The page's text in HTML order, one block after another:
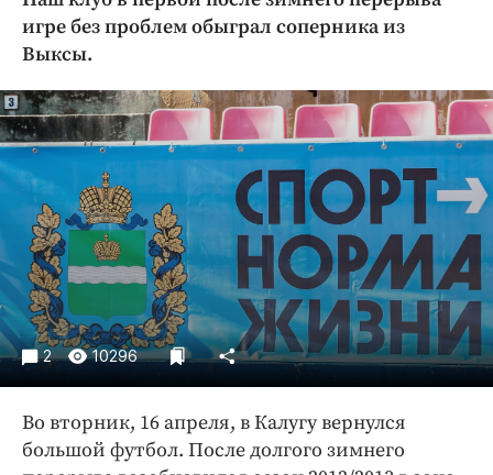
Криминал
Культура
Образование
Общество
Погода
Праздники
Происшествия
Спорт
Экономика и бизнес
ПРОЕКТЫ
Издания
Медиаперсона
игре без проблем обыграл соперника из
Выксы.
2 10296
Во вторник, 16 апреля, в Калугу вернулся
большой футбол. После долгого зимнего